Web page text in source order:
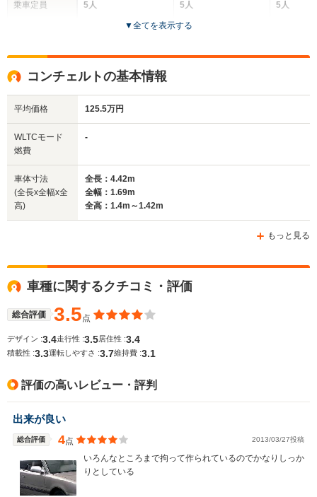
乗車定員
サイズ
(全長x全幅x全高)
WLTCモード
燃費
5人
1.39m～1.41m
5人
4ドア
5人
▼全てを表示する
コンチェルトの基本情報
平均価格 125.5万円
WLTCモード
燃費
-
車体寸法
(全長x全幅x全
高)
全長：4.42m
全幅：1.69m
全高：1.4m～1.42m
もっと見る
車種に関するクチコミ・評価
総合評価 3.5点
デザイン :3.4走行性 :3.5居住性 :3.4
積載性 :3.3運転しやすさ :3.7維持費 :3.1
評価の高いレビュー・評判
出来が良い
総合評価 4点 2013/03/27投稿
いろんなところまで拘って作られているのでかなりしっか
りとしている